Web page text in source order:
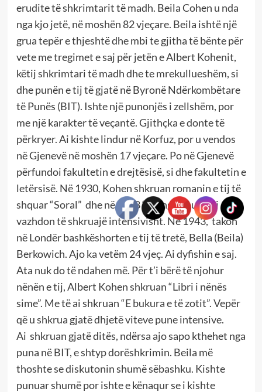
erudite të shkrimtarit të madh. Beila Cohen u nda
nga kjo jetë, në moshën 82 vjeçare. Beila ishtë një
grua tepër e thjeshtë dhe mbi te gjitha të bënte për
vete me tregimet e saj për jetën e Albert Kohenit,
këtij shkrimtari të madh dhe te mrekullueshëm, si
dhe punën e tij të gjatë në Byronë Ndërkombëtare
të Punës (BIT). Ishte një punonjës i zellshëm, por
me një karakter të veçantë. Gjithçka e donte të
përkryer. Ai kishte lindur në Korfuz, por u vendos
në Gjenevë në moshën 17 vjeçare. Po në Gjenevë
përfundoi fakultetin e drejtësisë, si dhe fakultetin e
letërsisë. Në 1930, Kohen shkruan romanin e tij të
shquar “Soral” dhe në 1938 “Mangeclous”. Ai
vazhdon të shkruajë intensivisht. Në 1943, takon
në Londër bashkëshorten e tij të tretë, Bella (Beila)
Berkowich. Ajo ka vetëm 24 vjeç. Ai dyfishin e saj.
Ata nuk do të ndahen më. Për t’i bërë të njohur
nënën e tij, Albert Kohen shkruan “Libri i nënës
sime”. Me të ai shkruan “E bukura e të zotit”. Vepër
që u shkrua gjatë dhjetë viteve pune intensive.
Ai shkruan gjatë ditës, ndërsa ajo sapo kthehet nga
puna në BIT, e shtyp dorëshkrimin. Beila më
thoshte se diskutonin shumë sëbashku. Kishte
punuar shumë por ishte e kënaqur se i kishte